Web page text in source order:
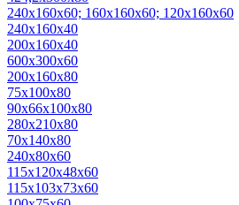
240х160х60; 160х160х60; 120х160х60
240x160x40
200x160x40
600x300x60
200х160х80
75х100х80
90х66х100х80
280x210x80
70х140х80
240х80х60
115х120х48х60
115х103х73х60